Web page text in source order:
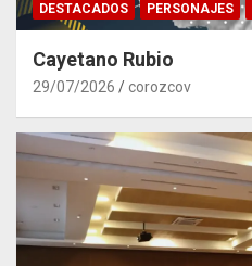
DESTACADOS PERSONAJES
Cayetano Rubio
29/07/2026 corozcov